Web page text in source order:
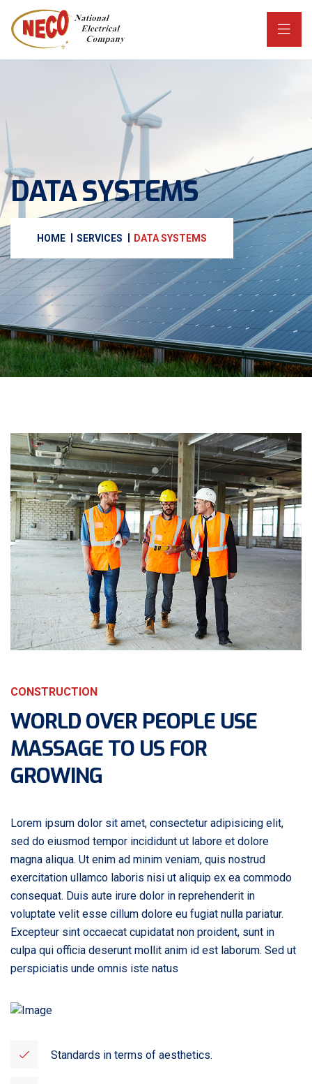
DATA SYSTEMS
HOME SERVICES DATA SYSTEMS
CONSTRUCTION
WORLD OVER PEOPLE USE
MASSAGE TO US FOR
GROWING
Lorem ipsum dolor sit amet, consectetur adipisicing elit,
sed do eiusmod tempor incididunt ut labore et dolore
magna aliqua. Ut enim ad minim veniam, quis nostrud
exercitation ullamco laboris nisi ut aliquip ex ea commodo
consequat. Duis aute irure dolor in reprehenderit in
voluptate velit esse cillum dolore eu fugiat nulla pariatur.
Excepteur sint occaecat cupidatat non proident, sunt in
culpa qui officia deserunt mollit anim id est laborum. Sed ut
perspiciatis unde omnis iste natus
Standards in terms of aesthetics.